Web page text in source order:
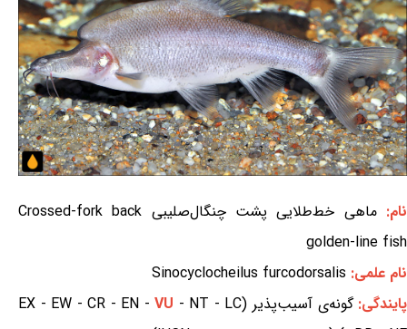
نام:
ماهی خط‌طلایی پشت چنگال‌صلیبی Crossed-fork back
golden-line fish
نام علمی: Sinocyclocheilus furcodorsalis
پایندگی:گونه‌ی آسیب‌پذیر (EX - EW - CR - EN - VU - NT - LC